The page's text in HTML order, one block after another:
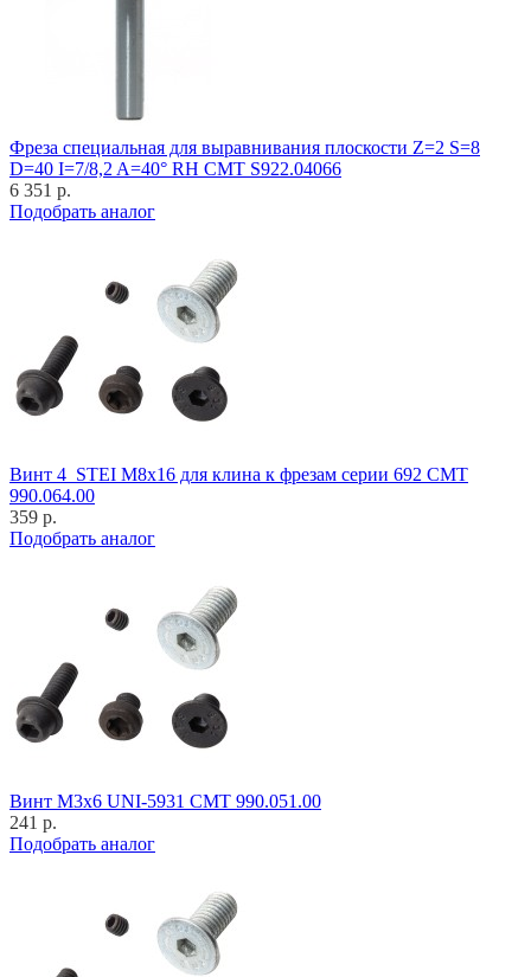
Фреза специальная для выравнивания плоскости Z=2 S=8
D=40 I=7/8,2 A=40° RH CMT S922.04066
6 351 р.
Подобрать аналог
Винт 4_STEI M8x16 для клина к фрезам серии 692 CMT
990.064.00
359 р.
Подобрать аналог
Винт M3x6 UNI-5931 CMT 990.051.00
241 р.
Подобрать аналог